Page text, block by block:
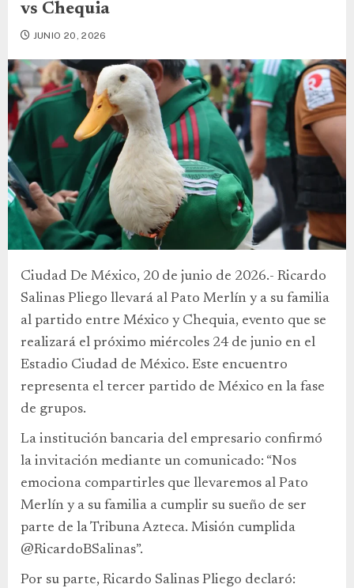
vs Chequia
JUNIO 20, 2026
Ciudad De México, 20 de junio de 2026.- Ricardo
Salinas Pliego llevará al Pato Merlín y a su familia
al partido entre México y Chequia, evento que se
realizará el próximo miércoles 24 de junio en el
Estadio Ciudad de México. Este encuentro
representa el tercer partido de México en la fase
de grupos.
La institución bancaria del empresario confirmó
la invitación mediante un comunicado: “Nos
emociona compartirles que llevaremos al Pato
Merlín y a su familia a cumplir su sueño de ser
parte de la Tribuna Azteca. Misión cumplida
@RicardoBSalinas”.
Por su parte, Ricardo Salinas Pliego declaró: